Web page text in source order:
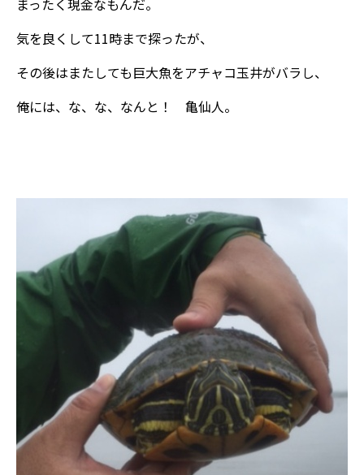
気を良くして11時まで探ったが、
その後はまたしても巨大魚をアチャコ玉井がバラし、
俺には、な、な、なんと！ 亀仙人。